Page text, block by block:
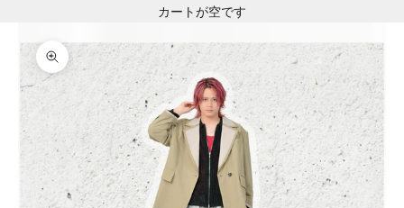
カートが空です
ズームイン